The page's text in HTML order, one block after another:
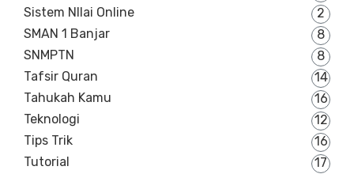
Sistem NIlai Online
2
SMAN 1 Banjar
8
SNMPTN
8
Tafsir Quran
14
Tahukah Kamu
16
Teknologi
12
Tips Trik
16
Tutorial
17